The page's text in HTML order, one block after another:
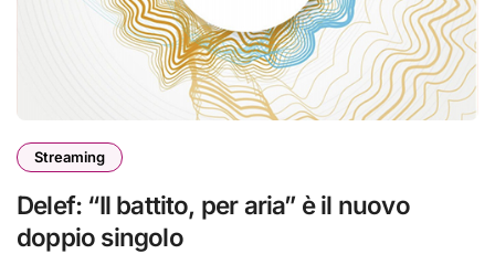
Streaming
Delef: “Il battito, per aria” è il nuovo
doppio singolo